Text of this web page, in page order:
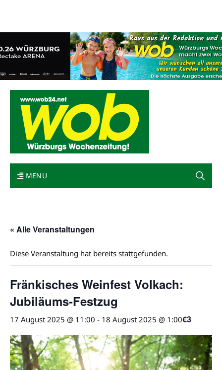
MENU
« Alle Veranstaltungen
Diese Veranstaltung hat bereits stattgefunden.
Fränkisches Weinfest Volkach:
Jubiläums-Festzug
17 August 2025 @ 11:00 - 18 August 2025 @ 1:00€3